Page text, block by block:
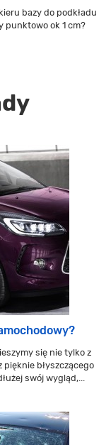
bazy do podkładu
punktowo ok 1 cm?
się nie tylko z
pięknie błyszczącego
swój wygląd,...